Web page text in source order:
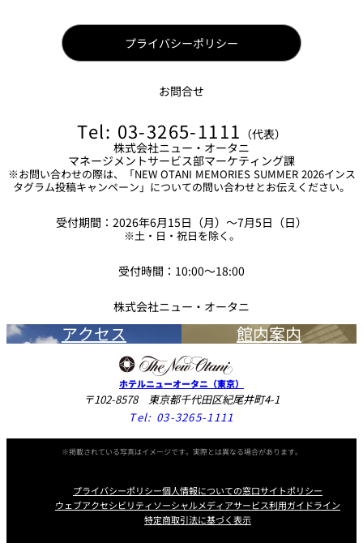
プライバシーポリシー
お問合せ
Tel: 03-3265-1111 （代表）
株式会社ニュー・オータニ
マネージメントサービス部マーケティング課
※お問い合わせの際は、「NEW OTANI MEMORIES SUMMER 2026インス
タグラム投稿キャンペーン」についての問い合わせとお伝えください。
受付期間：2026年6月15日（月）～7月5日（日）
※土・日・祝日を除く。
受付時間：10:00～18:00
株式会社ニュー・オータニ
アクセス 館内案内
ホテルニューオータニ（東京）
〒102-8578 東京都千代田区紀尾井町4-1
Tel: 03-3265-1111
※掲載されている写真はイメージです。実際とは異なる場合があります。
プライバシーポリシー個人情報についての窓口サイトポリシー
ウェブアクセシビリティソーシャルメディアサービス利用ガイドライン
特定商取引法に基づく表示